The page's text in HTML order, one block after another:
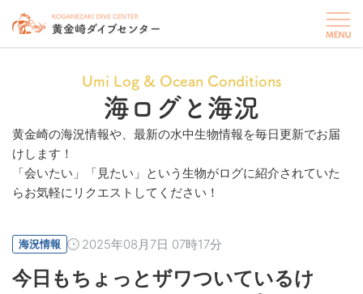
Umi Log & Ocean Conditions
海ログと海況
黄金崎の海況情報や、最新の水中生物情報を毎日更新でお届
けします！
「会いたい」「見たい」という生物がログに紹介されていた
らお気軽にリクエストしてください！
海況情報 2025年08月7日 07時17分
今日もちょっとザワついているけ